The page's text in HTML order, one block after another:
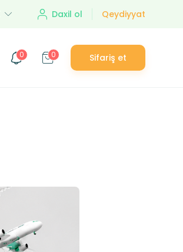
Daxil ol Qeydiyyat
0 0 Sifariş et